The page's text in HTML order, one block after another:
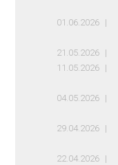
01.06.2026
21.05.2026
11.05.2026
04.05.2026
29.04.2026
22.04.2026